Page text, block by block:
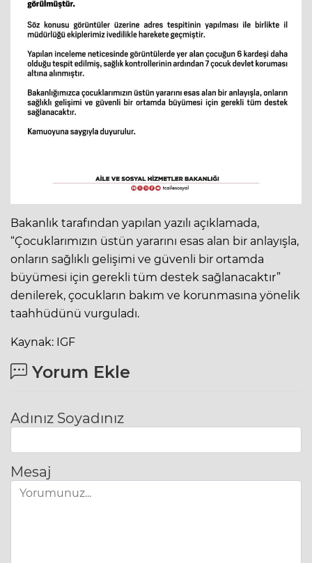
Bakanlık tarafından yapılan yazılı açıklamada,
“Çocuklarımızın üstün yararını esas alan bir anlayışla,
onların sağlıklı gelişimi ve güvenli bir ortamda
büyümesi için gerekli tüm destek sağlanacaktır”
denilerek, çocukların bakım ve korunmasına yönelik
taahhüdünü vurguladı.
Kaynak: IGF
Yorum Ekle
Adınız Soyadınız
Mesaj